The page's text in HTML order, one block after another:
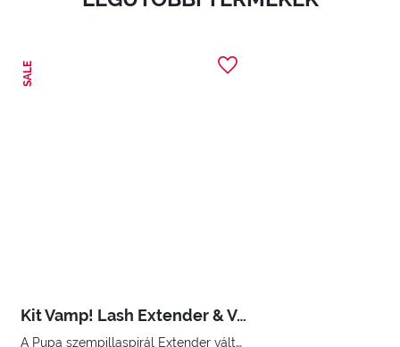
SALE
Kit Vamp! Lash Extender & Vamp! Eye Pencil
A Pupa szempillaspirál Extender változatban. 2 az 1-ben vízálló ceruza: szemtus és kajal.